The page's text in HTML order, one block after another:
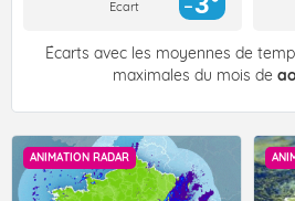
Ecart
Écarts avec les moyennes de
maximales du mois de
ANIMATION RADAR